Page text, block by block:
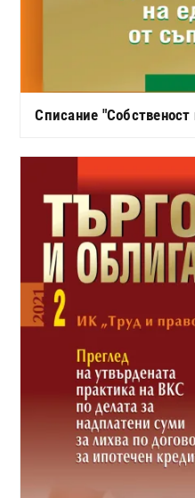
Списание "Собственост